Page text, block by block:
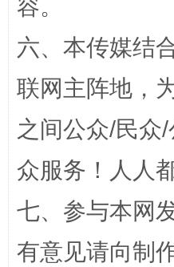
容。
六、本传媒结
联网主阵地，
之间公众/民众
众服务！人人
七、参与本网
有意见请向制